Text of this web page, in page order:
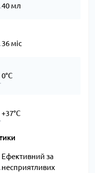
40 мл
36 міс
0°C
+37°C
Ефективний за
несприятливих